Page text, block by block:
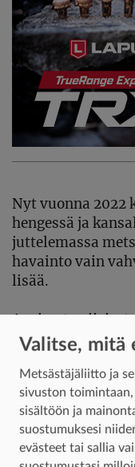
Nyt vuonna 2022
hengessä ja
juttelemassa
havainto vain
lisää.
Avoimet
toteuttaa yhtä
arvoista:
yhteisölle hyvää
mahdollisuus on
Sitä kannattaisi
Valitse, mitä
Metsästäjäliitto ja
sivuston
sisältöön ja
suostumuksesi
evästeet tai sallia